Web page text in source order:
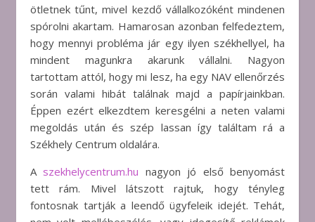
ötletnek tűnt, mivel kezdő vállalkozóként mindenen
spórolni akartam. Hamarosan azonban felfedeztem,
hogy mennyi probléma jár egy ilyen székhellyel, ha
mindent magunkra akarunk vállalni. Nagyon
tartottam attól, hogy mi lesz, ha egy NAV ellenőrzés
során valami hibát találnak majd a papírjainkban.
Éppen ezért elkezdtem keresgélni a neten valami
megoldás után és szép lassan így találtam rá a
Székhely Centrum oldalára.
A szekhelycentrum.hu nagyon jó első benyomást
tett rám. Mivel látszott rajtuk, hogy tényleg
fontosnak tartják a leendő ügyfeleik idejét. Tehát,